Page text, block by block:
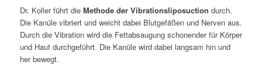
Dr. Koller führt die Methode der Vibrationsliposuction durch.
Die Kanüle vibriert und weicht dabei Blutgefäßen und Nerven aus.
Durch die Vibration wird die Fettabsaugung schonender für Körper
und Haut durchgeführt. Die Kanüle wird dabei langsam hin und
her bewegt.